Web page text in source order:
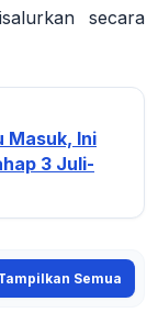
secara
Masuk, Ini
3 Juli-
Semua